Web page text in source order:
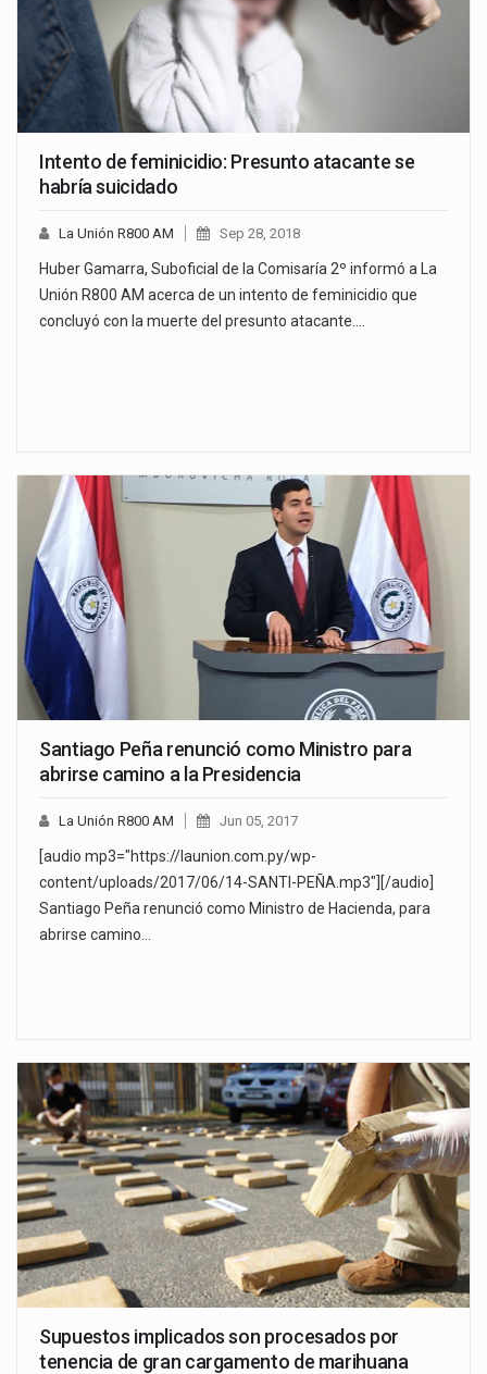
Intento de feminicidio: Presunto atacante se
habría suicidado
La Unión R800 AM Sep 28, 2018
Huber Gamarra, Suboficial de la Comisaría 2º informó a La
Unión R800 AM acerca de un intento de feminicidio que
concluyó con la muerte del presunto atacante.…
Santiago Peña renunció como Ministro para
abrirse camino a la Presidencia
La Unión R800 AM Jun 05, 2017
[audio mp3="https://launion.com.py/wp-
content/uploads/2017/06/14-SANTI-PEÑA.mp3"][/audio]
Santiago Peña renunció como Ministro de Hacienda, para
abrirse camino…
Supuestos implicados son procesados por
tenencia de gran cargamento de marihuana